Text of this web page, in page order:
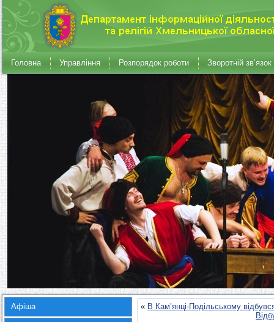
Головна Управління Розпорядок роботи Зворотній зв’язок
Афіша « В Кам’янці-Подільському